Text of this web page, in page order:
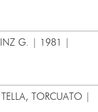
G. | 1981 |
TORCUATO |